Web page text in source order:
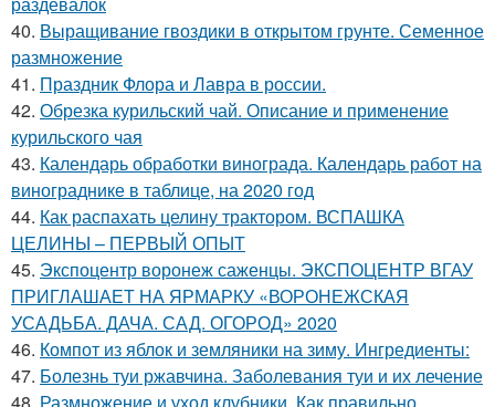
40. Выращивание гвоздики в открытом грунте. Семенное
размножение
41. Праздник Флора и Лавра в россии.
42. Обрезка курильский чай. Описание и применение
курильского чая
43. Календарь обработки винограда. Календарь работ на
винограднике в таблице, на 2020 год
44. Как распахать целину трактором. ВСПАШКА
ЦЕЛИНЫ – ПЕРВЫЙ ОПЫТ
45. Экспоцентр воронеж саженцы. ЭКСПОЦЕНТР ВГАУ
ПРИГЛАШАЕТ НА ЯРМАРКУ «ВОРОНЕЖСКАЯ
УСАДЬБА. ДАЧА. САД. ОГОРОД» 2020
46. Компот из яблок и земляники на зиму. Ингредиенты:
47. Болезнь туи ржавчина. Заболевания туи и их лечение